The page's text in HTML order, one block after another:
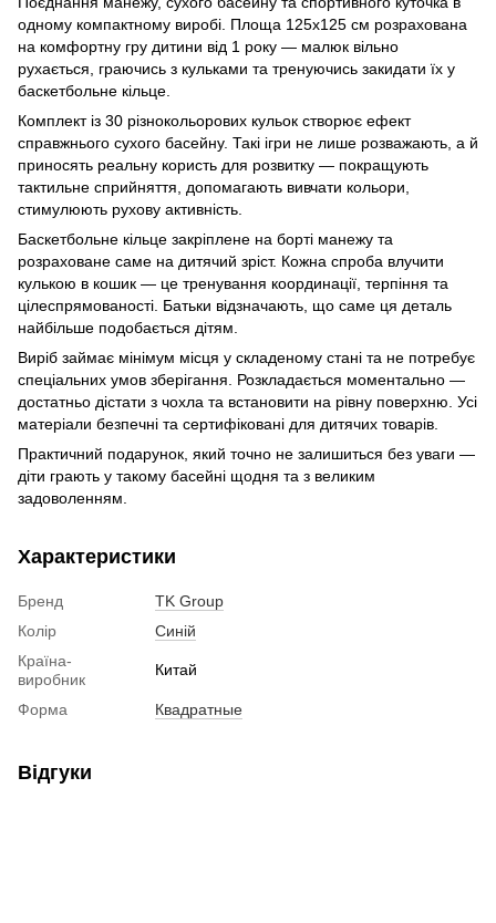
одному компактному виробі. Площа 125х125 см розрахована
на комфортну гру дитини від 1 року — малюк вільно
рухається, граючись з кульками та тренуючись закидати їх у
баскетбольне кільце.
Комплект із 30 різнокольорових кульок створює ефект
справжнього сухого басейну. Такі ігри не лише розважають, а й
приносять реальну користь для розвитку — покращують
тактильне сприйняття, допомагають вивчати кольори,
стимулюють рухову активність.
Баскетбольне кільце закріплене на борті манежу та
розраховане саме на дитячий зріст. Кожна спроба влучити
кулькою в кошик — це тренування координації, терпіння та
цілеспрямованості. Батьки відзначають, що саме ця деталь
найбільше подобається дітям.
Виріб займає мінімум місця у складеному стані та не потребує
спеціальних умов зберігання. Розкладається моментально —
достатньо дістати з чохла та встановити на рівну поверхню. Усі
матеріали безпечні та сертифіковані для дитячих товарів.
Практичний подарунок, який точно не залишиться без уваги —
діти грають у такому басейні щодня та з великим
задоволенням.
Характеристики
Бренд
TK Group
Колір
Синій
Країна-
виробник
Китай
Форма Квадратные
Відгуки